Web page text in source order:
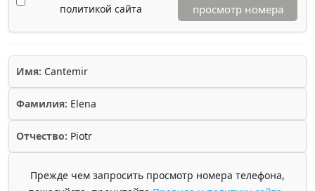
политикой сайта
просмотр номера
Имя: Cantemir
Фамилия: Elena
Отчество: Piotr
Прежде чем запросить просмотр номера телефона,